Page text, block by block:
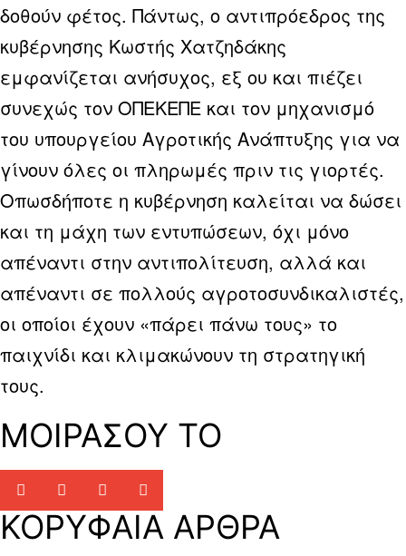
δοθούν φέτος. Πάντως, ο αντιπρόεδρος της
κυβέρνησης Κωστής Χατζηδάκης
εμφανίζεται ανήσυχος, εξ ου και πιέζει
συνεχώς τον ΟΠΕΚΕΠΕ και τον μηχανισμό
του υπουργείου Αγροτικής Ανάπτυξης για να
γίνουν όλες οι πληρωμές πριν τις γιορτές.
Οπωσδήποτε η κυβέρνηση καλείται να δώσει
και τη μάχη των εντυπώσεων, όχι μόνο
απέναντι στην αντιπολίτευση, αλλά και
απέναντι σε πολλούς αγροτοσυνδικαλιστές,
οι οποίοι έχουν «πάρει πάνω τους» το
παιχνίδι και κλιμακώνουν τη στρατηγική
τους.
ΜΟΙΡΑΣΟΥ ΤΟ
ΚΟΡΥΦΑΙΑ ΑΡΘΡΑ